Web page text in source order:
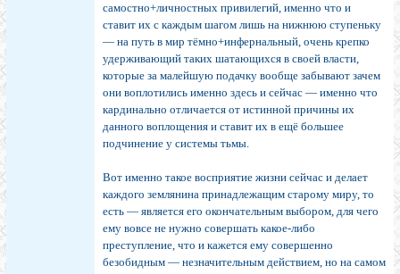
самостно+личностных привилегий, именно что и
ставит их с каждым шагом лишь на нижнюю ступеньку
— на путь в мир тёмно+инфернальный, очень крепко
удерживающий таких шатающихся в своей власти,
которые за малейшую подачку вообще забывают зачем
они воплотились именно здесь и сейчас — именно что
кардинально отличается от истинной причины их
данного воплощения и ставит их в ещё большее
подчинение у системы тьмы.
Вот именно такое восприятие жизни сейчас и делает
каждого землянина принадлежащим старому миру, то
есть — является его окончательным выбором, для чего
ему вовсе не нужно совершать какое-либо
преступление, что и кажется ему совершенно
безобидным — незначительным действием, но на самом